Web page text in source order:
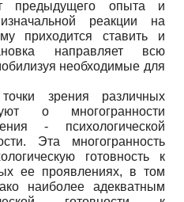
предыдущего опыта и
реакции на
приходится ставить и
направляет всю
необходимые для
зрения различных
о многогранности
- психологической
Эта многогранность
готовность к
ее проявлениях, в том
наиболее адекватным